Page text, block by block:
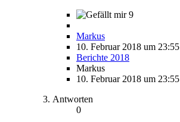
9
Markus
10. Februar 2018 um 23:55
Berichte 2018
Markus
10. Februar 2018 um 23:55
Antworten
0